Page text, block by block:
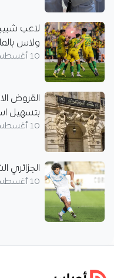
لاعب
ولاس
10 أغسطس 2026
القروض
بتسهيل
10 أغسطس 2026
الجزائري
10 أغسطس 2026